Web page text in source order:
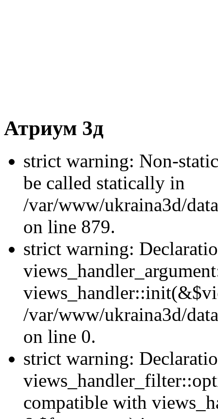
Атриум 3д
strict warning: Non-
be called statically in
/var/www/ukraina3d/
on line 879.
strict warning:
/var/www/ukraina3d/
on line 0.
strict warning:
compatible with